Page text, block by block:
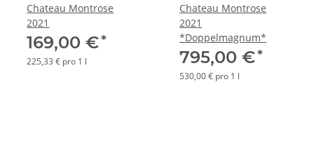
Chateau Montrose
2021
169,00 €*
225,33 € pro 1 l
Chateau Montrose
2021
*Doppelmagnum*
795,00 €*
530,00 € pro 1 l